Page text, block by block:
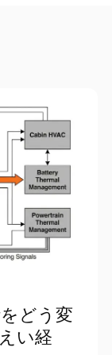
どう変
い経